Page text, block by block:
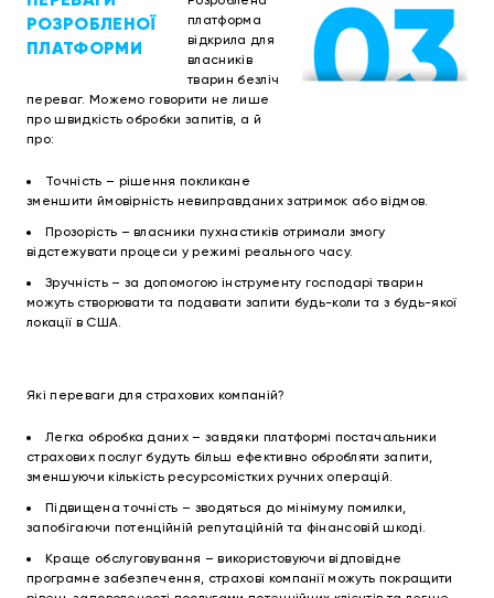
РОЗРОБЛЕНОЇ
ПЛАТФОРМИ
платформа
відкрила для
власників
тварин безліч
переваг. Можемо говорити не лише
про швидкість обробки запитів, а й
про:
Точність – рішення покликане
зменшити ймовірність невиправданих затримок або відмов.
Прозорість – власники пухнастиків отримали змогу
відстежувати процеси у режимі реального часу.
Зручність – за допомогою інструменту господарі тварин
можуть створювати та подавати запити будь-коли та з будь-якої
локації в США.
Які переваги для страхових компаній?
Легка обробка даних – завдяки платформі постачальники
страхових послуг будуть більш ефективно обробляти запити,
зменшуючи кількість ресурсомістких ручних операцій.
Підвищена точність – зводяться до мінімуму помилки,
запобігаючи потенційній репутаційній та фінансовій шкоді.
Краще обслуговування – використовуючи відповідне
програмне забезпечення, страхові компанії можуть покращити